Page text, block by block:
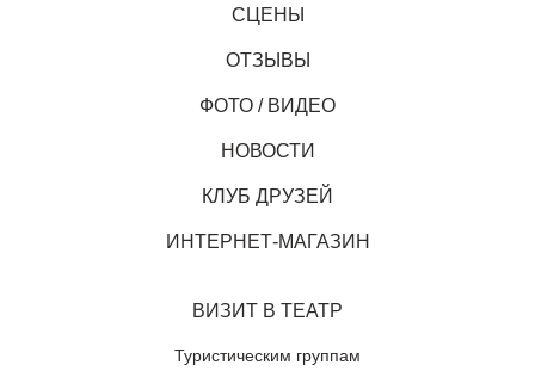
СЦЕНЫ
ОТЗЫВЫ
ФОТО / ВИДЕО
НОВОСТИ
КЛУБ ДРУЗЕЙ
ИНТЕРНЕТ-МАГАЗИН
ВИЗИТ В ТЕАТР
Туристическим группам